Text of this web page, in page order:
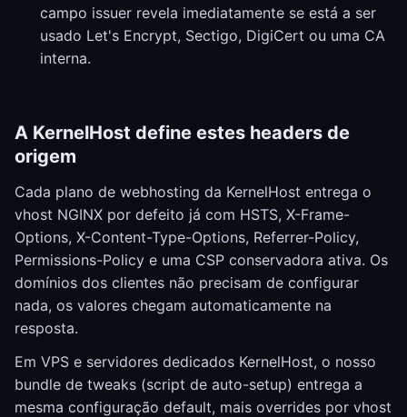
campo issuer revela imediatamente se está a ser
usado Let's Encrypt, Sectigo, DigiCert ou uma CA
interna.
A KernelHost define estes headers de
origem
Cada plano de webhosting da KernelHost entrega o
vhost NGINX por defeito já com HSTS, X-Frame-
Options, X-Content-Type-Options, Referrer-Policy,
Permissions-Policy e uma CSP conservadora ativa. Os
domínios dos clientes não precisam de configurar
nada, os valores chegam automaticamente na
resposta.
Em VPS e servidores dedicados KernelHost, o nosso
bundle de tweaks (script de auto-setup) entrega a
mesma configuração default, mais overrides por vhost